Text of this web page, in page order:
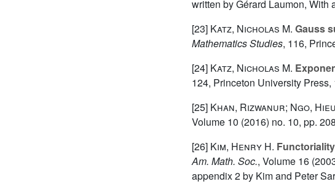
written by Gérard Laumon, With
[23] Katz, Nicholas M. Gauss
Mathematics Studies, 116,
[24] Katz, Nicholas M.
124, Princeton University
[25] Khan, Rizwanur; Ngo,
Volume 10 (2016) no. 10, pp.
[26] Kim, Henry H.
Am. Math. Soc., Volume 16
appendix 2 by Kim and Peter